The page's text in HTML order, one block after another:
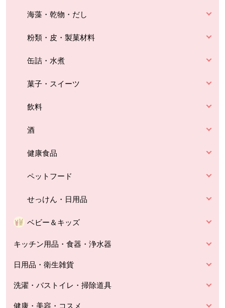
海藻・乾物・だし
粉類・皮・製菓材料
缶詰・水煮
菓子・スイーツ
飲料
酒
健康食品
ペットフード
せっけん・日用品
ベビー＆キッズ
キッチン用品・食器・浄水器
日用品・衛生雑貨
洗濯・バストイレ・掃除道具
健康・美容・コスメ